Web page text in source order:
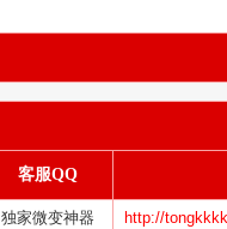
客服QQ
独家微变神器 http://